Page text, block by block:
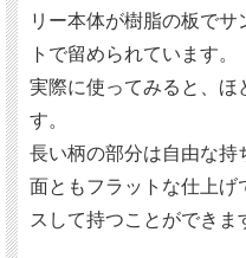
リー本体が樹脂の板で
トで留められています。
実際に使ってみると、ほ
す。
長い柄の部分は自由な持
面ともフラットな仕上げ
スして持つことができま